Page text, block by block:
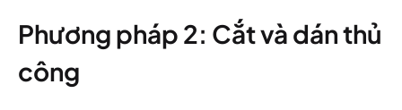
Phương pháp 2: Cắt và dán thủ
công